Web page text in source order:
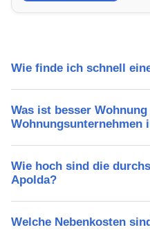
Wie finde ich schnell
Was ist besser
Wohnungsunternehmen
Wie hoch sind die
Apolda?
Welche Nebenkosten